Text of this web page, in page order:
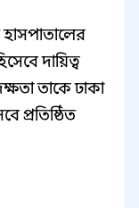
দায়িত্ব
তাকে ঢাকা
প্রতিষ্ঠিত